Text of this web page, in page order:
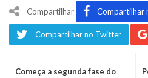
Compartilhar Compartilhar
Compartilhar no Twitter
Começa a segunda fase do